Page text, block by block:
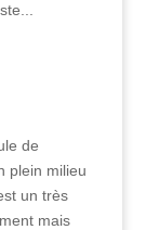
de
plein milieu
un très
mais